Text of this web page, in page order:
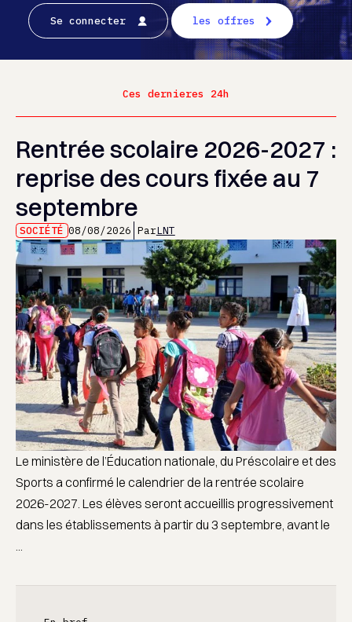
Se connecter les offres
Ces dernieres 24h
Rentrée scolaire 2026-2027 :
reprise des cours fixée au 7
septembre
SOCIÉTÉ 08/08/2026 ParLNT
Le ministère de l’Éducation nationale, du Préscolaire et des
Sports a confirmé le calendrier de la rentrée scolaire
2026-2027. Les élèves seront accueillis progressivement
dans les établissements à partir du 3 septembre, avant le